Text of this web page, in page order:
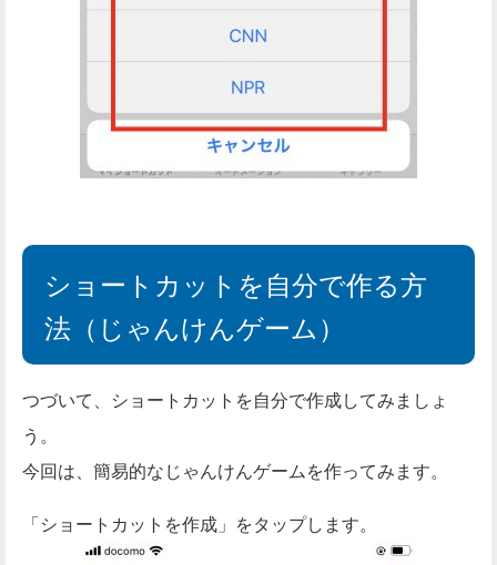
ショートカットを自分で作る方
法（じゃんけんゲーム）
つづいて、ショートカットを自分で作成してみましょ
う。
今回は、簡易的なじゃんけんゲームを作ってみます。
「ショートカットを作成」をタップします。